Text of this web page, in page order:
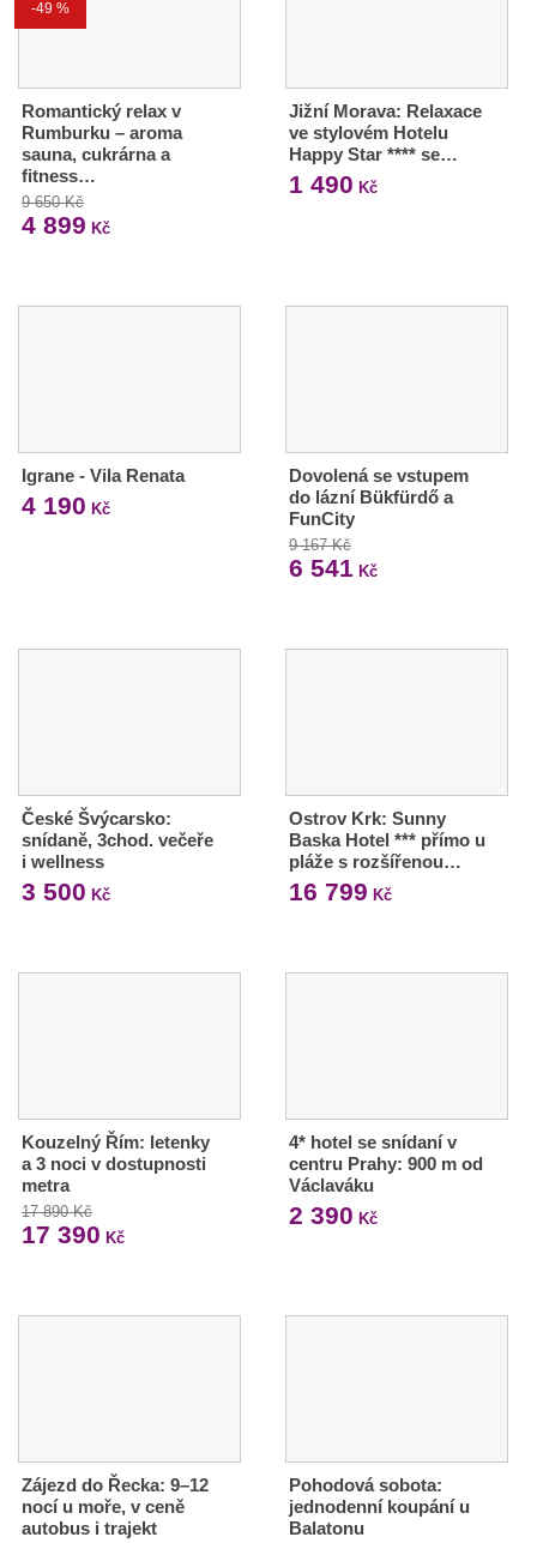
-49 %
Romantický relax v
Rumburku – aroma
sauna, cukrárna a
fitness…
9 650 Kč
4 899 Kč
Jižní Morava: Relaxace
ve stylovém Hotelu
Happy Star **** se…
1 490 Kč
Igrane - Vila Renata
4 190 Kč
Dovolená se vstupem
do lázní Bükfürdő a
FunCity
9 167 Kč
6 541 Kč
České Švýcarsko:
snídaně, 3chod. večeře
i wellness
3 500 Kč
Ostrov Krk: Sunny
Baska Hotel *** přímo u
pláže s rozšířenou…
16 799 Kč
Kouzelný Řím: letenky
a 3 noci v dostupnosti
metra
17 890 Kč
17 390 Kč
4* hotel se snídaní v
centru Prahy: 900 m od
Václaváku
2 390 Kč
Zájezd do Řecka: 9–12
nocí u moře, v ceně
autobus i trajekt
Pohodová sobota:
jednodenní koupání u
Balatonu